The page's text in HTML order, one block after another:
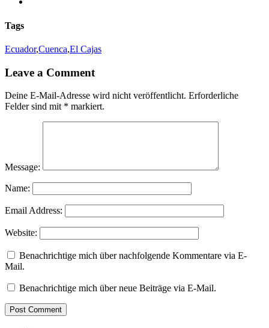
Tags
Ecuador,Cuenca,El Cajas
Leave a Comment
Deine E-Mail-Adresse wird nicht veröffentlicht. Erforderliche
Felder sind mit * markiert.
Message:
Name:
Email Address:
Website:
Benachrichtige mich über nachfolgende Kommentare via E-
Mail.
Benachrichtige mich über neue Beiträge via E-Mail.